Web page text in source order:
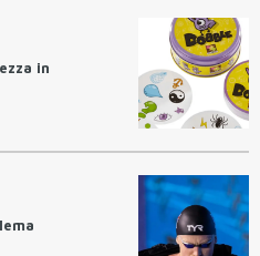
in